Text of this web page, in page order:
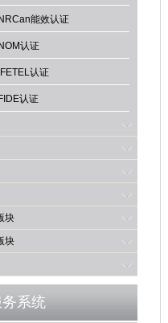
能效认证
认证
认证
认证
块
块
系统